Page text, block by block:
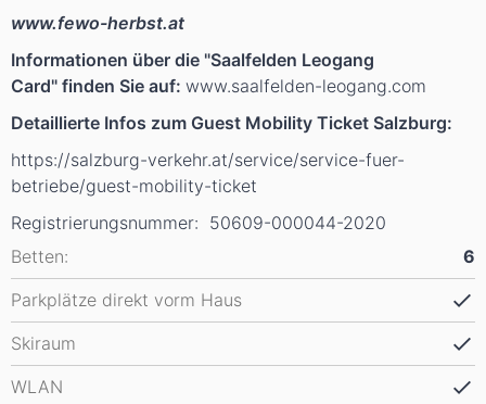
www.fewo-herbst.at
Informationen über die "Saalfelden Leogang
Card" finden Sie auf: www.saalfelden-leogang.com
Detaillierte Infos zum Guest Mobility Ticket Salzburg:
https://salzburg-verkehr.at/service/service-fuer-
betriebe/guest-mobility-ticket
Registrierungsnummer: 50609-000044-2020
Betten:
6
Parkplätze direkt vorm Haus
Skiraum
WLAN